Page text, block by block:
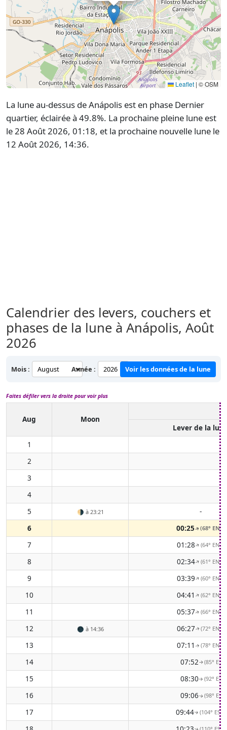
Leaflet | © OSM
La lune au-dessus de Anápolis est en phase Dernier
quartier, éclairée à 49.8%. La prochaine pleine lune est
le 28 Août 2026, 01:18, et la prochaine nouvelle lune le
12 Août 2026, 14:36.
Calendrier des levers, couchers et
phases de la lune à Anápolis, Août
2026
Mois : Année : Voir les données de la lune
Faites défiler vers la droite pour voir plus
Aug
Moon
Lever de la
1
2
3
4
5
🌗 à 23:21
-
6
00:25↑(68° ENE)
7 01:28↑(64° ENE)
8 02:34↑(61° ENE)
9 03:39↑(60° ENE)
10 04:41 ↑(62° ENE)
11 05:37↑(66° ENE)
12 🌑 à 14:36 06:27↑(72° ENE)
13 07:11 ↑(78° ENE)
14 07:52↑(85° E)
15 08:30↑(92° E)
16 09:06↑(98° E)
17 09:44↑(104° ESE)